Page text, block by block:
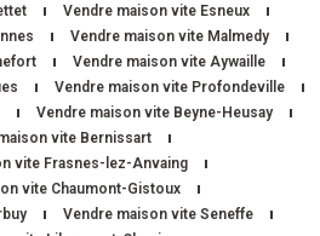
Vendre maison vite Esneux
Vendre maison vite Malmedy
Vendre maison vite Aywaille
Vendre maison vite Profondeville
Vendre maison vite Beyne-Heusay
vite Bernissart
vite Frasnes-lez-Anvaing
vite Chaumont-Gistoux
Vendre maison vite Seneffe